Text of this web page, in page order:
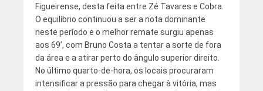
Figueirense, desta feita entre Zé Tavares e Cobra.
O equilíbrio continuou a ser a nota dominante
neste período e o melhor remate surgiu apenas
aos 69’, com Bruno Costa a tentar a sorte de fora
da área e a atirar perto do ângulo superior direito.
No último quarto-de-hora, os locais procuraram
intensificar a pressão para chegar à vitória, mas